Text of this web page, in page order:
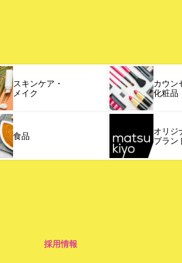
スキンケア・
メイク
カウン
化粧品
食品
オリジ
ブラン
採用情報